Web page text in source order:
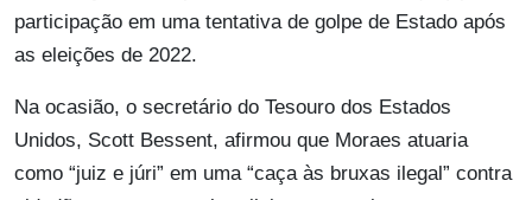
participação em uma tentativa de golpe de Estado após
as eleições de 2022.
Na ocasião, o secretário do Tesouro dos Estados
Unidos, Scott Bessent, afirmou que Moraes atuaria
como “juiz e júri” em uma “caça às bruxas ilegal” contra